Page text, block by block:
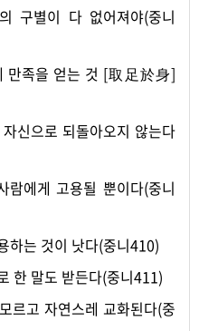
구별이 다 없어져야(중니
만족을 얻는 것 [取足於身]
신으로 되돌아오지 않는다
에게 고용될 뿐이다(중니
하는 것이 낫다(중니410)
한 말도 받든다(중니411)
르고 자연스레 교화된다(중